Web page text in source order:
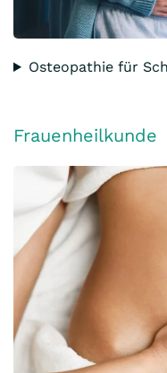
Osteopathie für
Frauenheilkunde